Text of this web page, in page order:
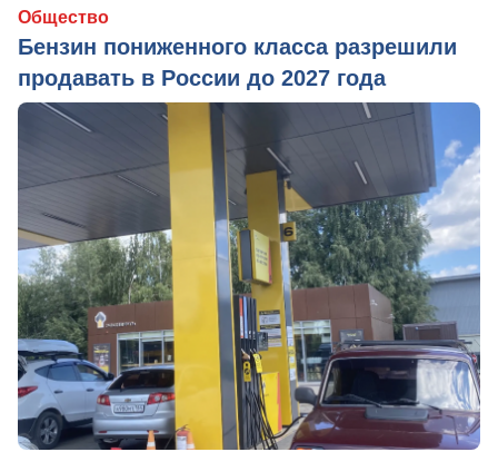
Общество
Бензин пониженного класса разрешили
продавать в России до 2027 года